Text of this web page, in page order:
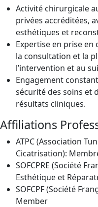
Activité chirurgicale
privées accréditées,
esthétiques et
Expertise en prise
la consultation et la
l’intervention et au
Engagement
sécurité des soins et
résultats cliniques.
Affiliations
ATPC (Association
Cicatrisation):
SOFCPRE (Société
Esthétique et
SOFCPF (Société
Member